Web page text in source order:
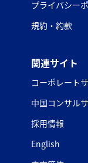
プライバシー
規約・約款
関連サイト
コーポレート
中国コンサル
採用情報
English